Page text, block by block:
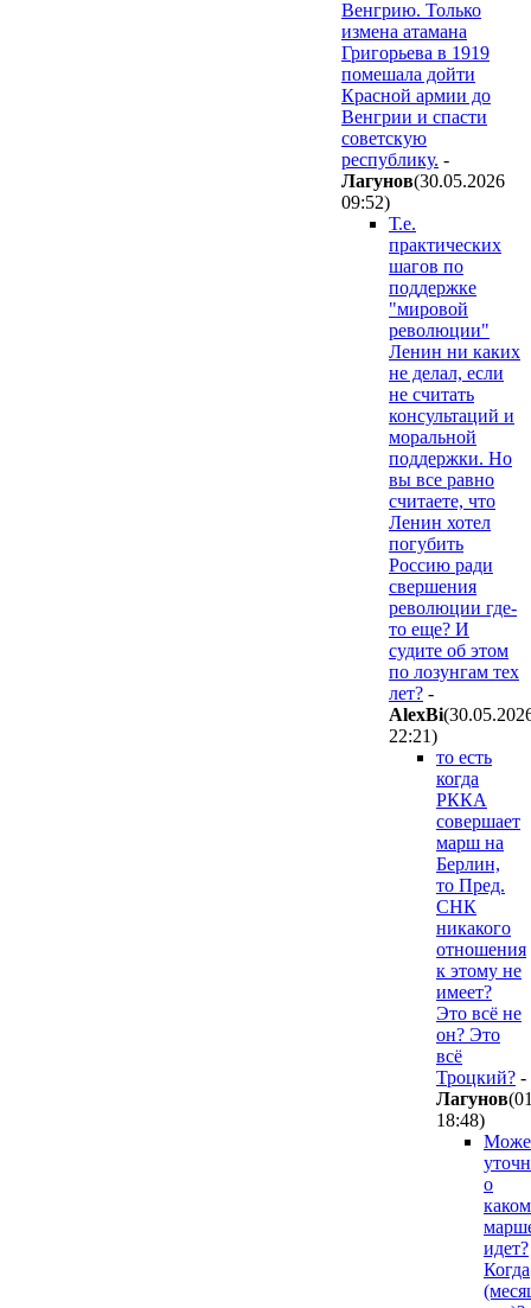
Венгрию. Только
измена атамана
Григорьева в 1919
помешала дойти
Красной армии до
Венгрии и спасти
советскую
республику. -
Лaгyнoв(30.05.2026
09:52)
Т.е.
практических
шагов по
поддержке
"мировой
революции"
Ленин ни каких
не делал, если
не считать
консультаций и
моральной
поддержки. Но
вы все равно
считаете, что
Ленин хотел
погубить
Россию ради
свершения
революции где-
то еще? И
судите об этом
по лозунгам тех
лет? -
AlexBi
22:21)
то есть
когда
РККА
совершает
марш на
Берлин,
то Пред.
СНК
никакого
отношения
к этому не
имеет?
Это всё не
он? Это
всё
Троцкий? -
Лaгyнoв
18:48)
о
каком
идет?
Когда